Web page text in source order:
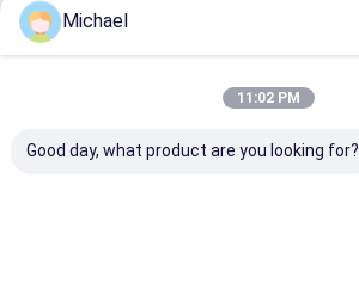
Порекомендованные Продукты
Michael
11:02 PM
Good day, what product are you looking for?